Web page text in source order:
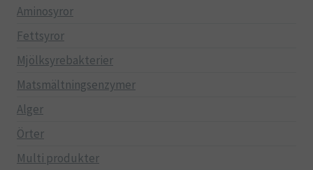
Aminosyror
Fettsyror
Mjölksyrebakterier
Matsmältningsenzymer
Alger
Örter
Multi produkter